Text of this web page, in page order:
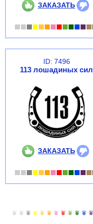
ЗАКАЗАТЬ
ID: 7496
113 лошадиных сил
ЗАКАЗАТЬ